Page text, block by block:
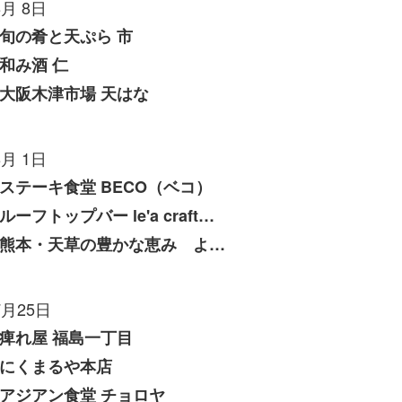
8日
の肴と天ぷら 市
み酒 仁
阪木津市場 天はな
1日
テーキ食堂 BECO（ベコ）
ルーフトップバー le'a craft（レアクラフト）
熊本・天草の豊かな恵み よしたけ
25日
れ屋 福島一丁目
くまるや本店
ジアン食堂 チョロヤ